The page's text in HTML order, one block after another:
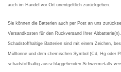
auch im Handel vor Ort unentgeltlich zurückgeben.
Sie können die Batterien auch per Post an uns
Versandkosten für den Rückversand Ihrer Altbatterie(n).
Schadstoffhaltige Batterien sind mit einem Zeichen,
Mülltonne und dem chemischen Symbol (Cd, Hg oder
schadstoffhaltig ausschlaggebenden Schwermetalls